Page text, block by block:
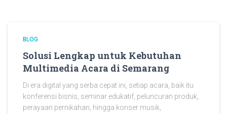
BLOG
Solusi Lengkap untuk Kebutuhan
Multimedia Acara di Semarang
Di era digital yang serba cepat ini, setiap acara, baik itu
konferensi bisnis, seminar edukatif, peluncuran produk,
perayaan pernikahan, hingga konser musik,